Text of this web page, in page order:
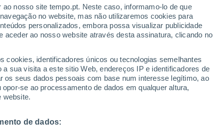
nosso site tempo.pt. Neste caso, informamo-lo de que
no website, mas não utilizaremos cookies para
personalizados, embora possa visualizar publicidade
ao nosso website através desta assinatura, clicando no
cookies, identificadores únicos ou tecnologias semelhantes
sua visita a este sitio Web, endereços IP e identificadores de
seus dados pessoais com base num interesse legítimo, ao
se ao processamento de dados em qualquer altura,
website.
de dados:
33°
26°
Lemnos
Míconos
Mitilene
35°
28°
25°
Skyros
Thassos